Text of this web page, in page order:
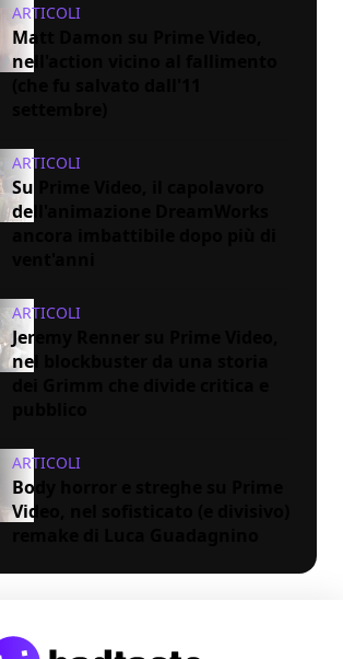
ARTICOLI
Matt Damon su Prime Video,
nell'action vicino al fallimento
ARTICOLI
Su Prime Video, il capolavoro
dell'animazione DreamWorks
ARTICOLI
Jeremy Renner su Prime Video,
nel blockbuster da una storia
ARTICOLI
Body horror e streghe su Prime
Video, nel sofisticato (e divisivo)